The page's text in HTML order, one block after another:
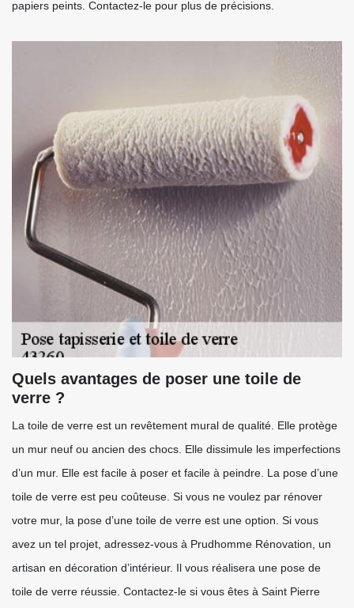
papiers peints. Contactez-le pour plus de précisions.
Quels avantages de poser une toile de
verre ?
La toile de verre est un revêtement mural de qualité. Elle protège
un mur neuf ou ancien des chocs. Elle dissimule les imperfections
d’un mur. Elle est facile à poser et facile à peindre. La pose d’une
toile de verre est peu coûteuse. Si vous ne voulez par rénover
votre mur, la pose d’une toile de verre est une option. Si vous
avez un tel projet, adressez-vous à Prudhomme Rénovation, un
artisan en décoration d’intérieur. Il vous réalisera une pose de
toile de verre réussie. Contactez-le si vous êtes à Saint Pierre